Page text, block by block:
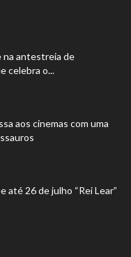
na antestreia de
celebra o...
aos cinemas com uma
até 26 de julho “Rei Lear”